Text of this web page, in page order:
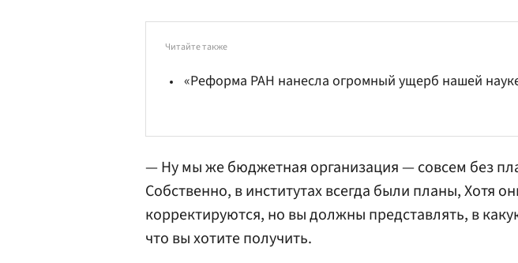
Читайте также
«Реформа РАН нанесла огромный ущерб нашей
— Ну мы же бюджетная организация — совсем без
Собственно, в институтах всегда были планы, Хотя
корректируются, но вы должны представлять, в
что вы хотите получить.